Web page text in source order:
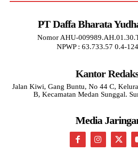
PT Daffa Bharata
Nomor AHU-
NPWP : 63.733.57 0.4-
Kantor
Jalan Kiwi, Gang Buntu, No 44 C,
B, Kecamatan Medan Sunggal.
Media